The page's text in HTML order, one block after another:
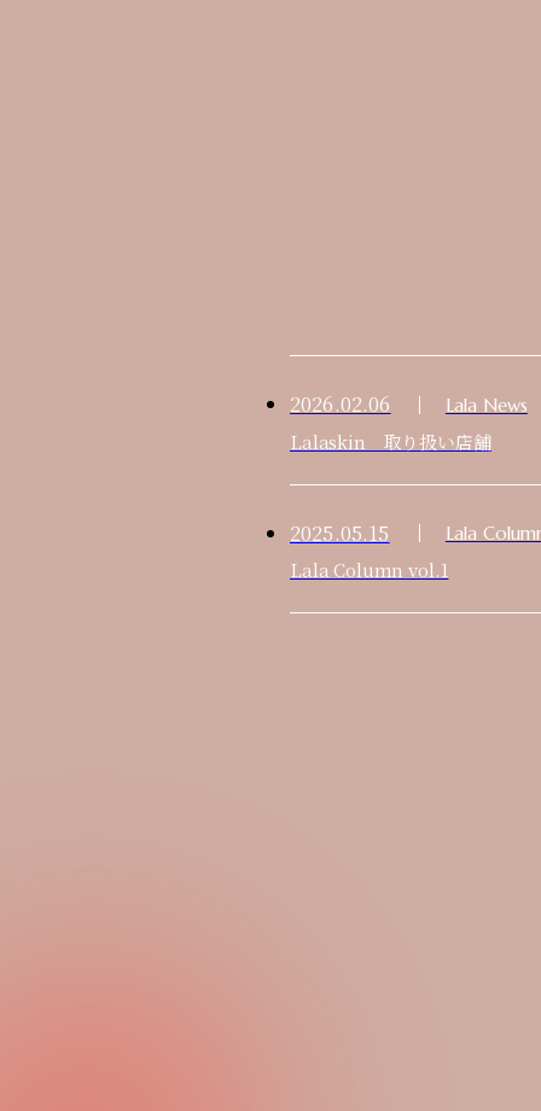
2026.02.06 Lala News
Lalaskin 取り扱い店舗
2025.05.15 Lala
Lala Column vol.1